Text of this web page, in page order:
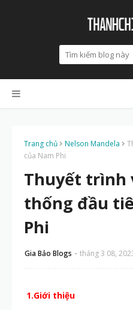
Trang chủ Nelson Mandela
của Nam Phi
Thuyết trình
thống đầu
Phi
Gia Bảo Blogs tháng 3 08,
1.Giới thiệu